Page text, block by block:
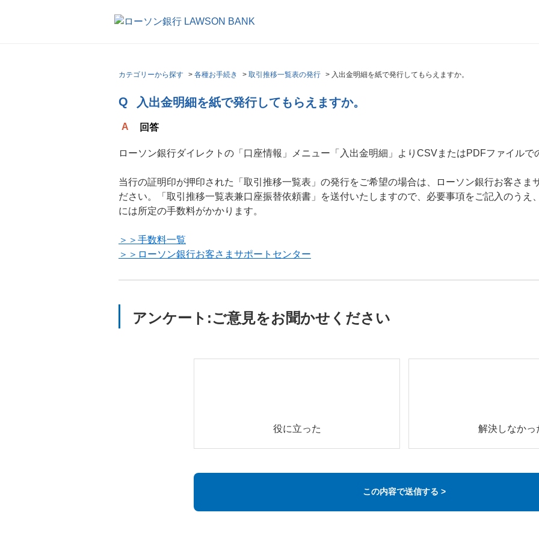
カテゴリーから探す > 各種お手続き > 取引推移一覧表の発行 > 入出金明細を紙で発行してもらえますか。
入出金明細を紙で発行してもらえますか。
回答
ローソン銀行ダイレクトの「口座情報」メニュー「入出金明細」よりCSVまたはPDFファイルで
当行の証明印が押印された「取引推移一覧表」の発行をご希望の場合は、ローソン銀行お客さま
ださい。「取引推移一覧表兼口座振替依頼書」を送付いたしますので、必要事項をご記入のうえ
には所定の手数料がかかります。
＞＞手数料一覧
＞＞ローソン銀行お客さまサポートセンター
アンケート:ご意見をお聞かせください
役に立った 解決しなかっ